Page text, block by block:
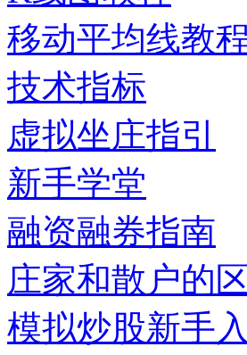
移动平均线教程
技术指标
虚拟坐庄指引
新手学堂
融资融券指南
庄家和散户的
模拟炒股新手